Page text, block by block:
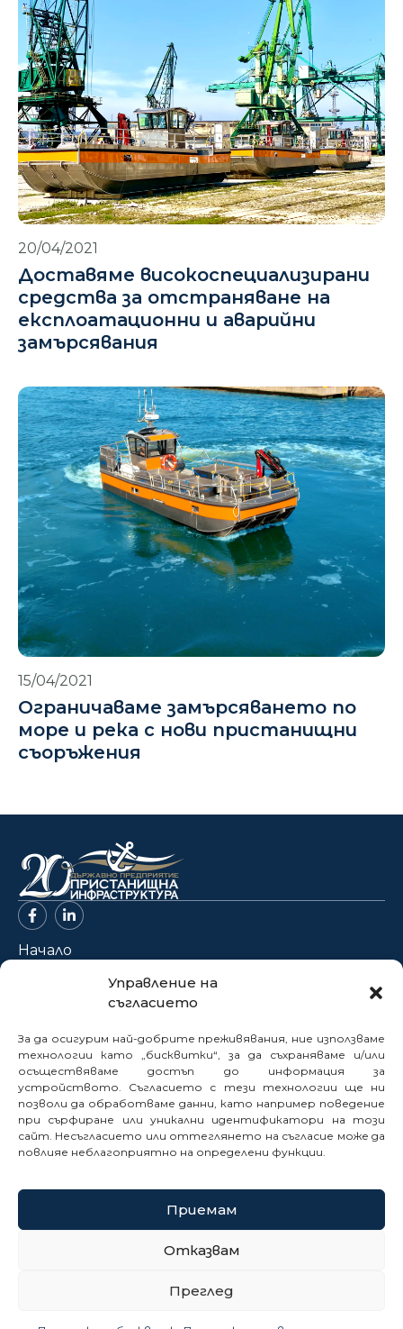
Управление на
съгласието
За да осигурим най-добрите преживявания, ние използваме
технологии като „бисквитки“, за да съхраняваме и/или
осъществяваме достъп до информация за
устройството. Съгласието с тези технологии ще ни
позволи да обработваме данни, като например поведение
при сърфиране или уникални идентификатори на този
сайт. Несъгласието или оттеглянето на съгласие може да
повлияе неблагоприятно на определени функции.
Приемам
Отказвам
Преглед
20/04/2021
Доставяме високоспециализирани
средства за отстраняване на
експлоатационни и аварийни
замърсявания
15/04/2021
Ограничаваме замърсяването по
море и река с нови пристанищни
съоръжения
Начало
Новини
Нормативна база
Електронни услуги
Профил на купувача
Кариери
Контакти
Политика за поверителност